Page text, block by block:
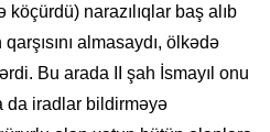
narazılıqlar baş alıb
almasaydı, ölkədə
Bu arada II şah İsmayıl onu
da iradlar bildirməyə